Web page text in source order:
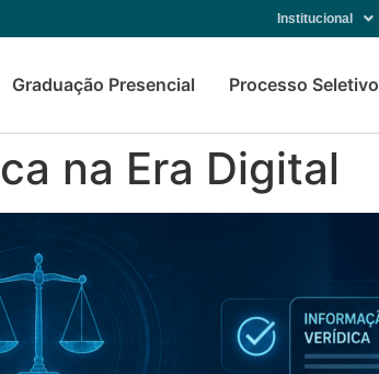
Institucional
Graduação Presencial Processo Seletivo
na Era Digital